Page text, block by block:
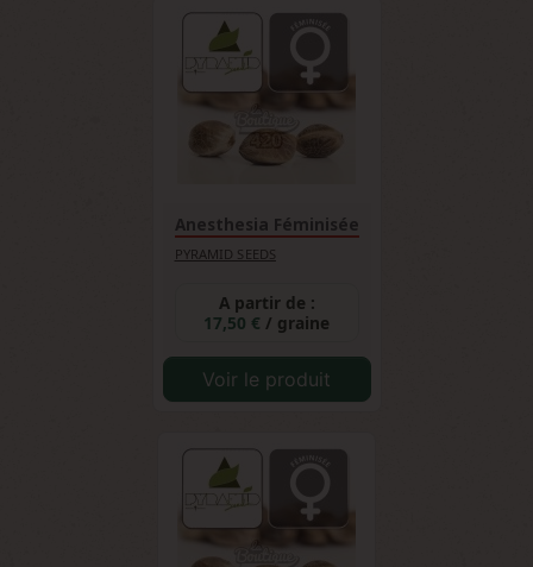
Anesthesia Féminisée
PYRAMID SEEDS
A partir de :
17,50 € / graine
Voir le produit